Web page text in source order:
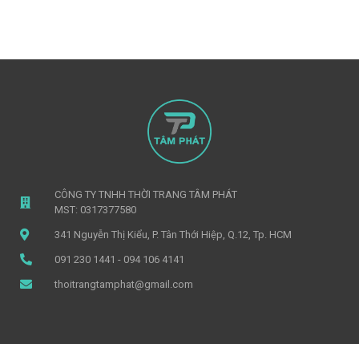
CÔNG TY TNHH THỜI TRANG TÂM PHÁT
MST: 0317377580
341 Nguyễn Thị Kiểu, P. Tân Thới Hiệp, Q.12, Tp. HCM
091 230 1441 - 094 106 4141
thoitrangtamphat@gmail.com